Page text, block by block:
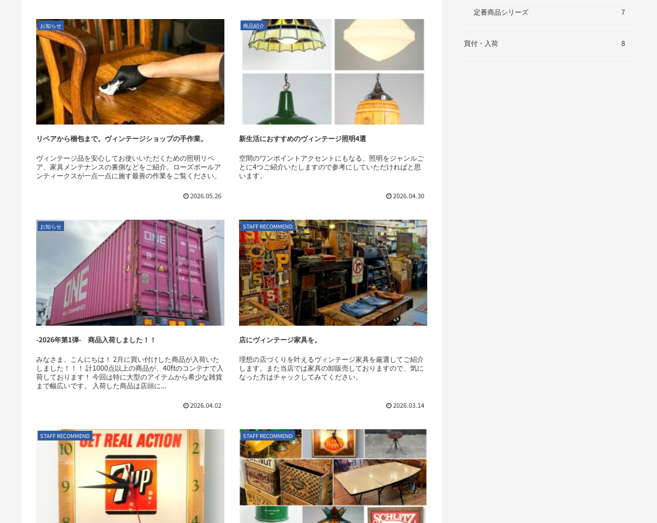
お知らせ
リペアから梱包まで。ヴィンテージショップの手作業。
ヴィンテージ品を安心してお使いいただくための照明リペ
ア、家具メンテナンスの裏側などをご紹介。ローズボールア
ンティークスが一点一点に施す最善の作業をご覧ください。
2026.05.26
商品紹介
新生活におすすめのヴィンテージ照明4選
空間のワンポイントアクセントにもなる、照明をジャンルご
とに4つご紹介いたしますので参考にしていただければと思
います。
2026.04.30
お知らせ
-2026年第1弾- 商品入荷しました！！
みなさま、こんにちは！ 2月に買い付けした商品が入荷いた
しました！！！ 計1000点以上の商品が、40ftのコンテナで入
荷しております！ 今回は特に大型のアイテムから希少な雑貨
まで幅広いです。 入荷した商品は店頭に...
2026.04.02
STAFF RECOMMEND
店にヴィンテージ家具を。
理想の店づくりを叶えるヴィンテージ家具を厳選してご紹介
します。また当店では家具の卸販売しておりますので、気に
なった方はチャックしてみてください。
2026.03.14
STAFF RECOMMEND STAFF RECOMMEND
定番商品シリーズ 7
買付・入荷 8